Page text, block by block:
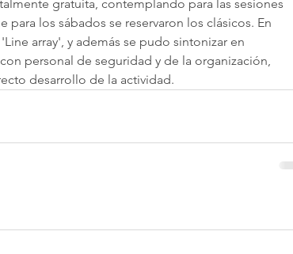
gratuita, contemplando para las sesiones
los sábados se reservaron los clásicos. En
array', y además se pudo sintonizar en
personal de seguridad y de la organización,
desarrollo de la actividad.